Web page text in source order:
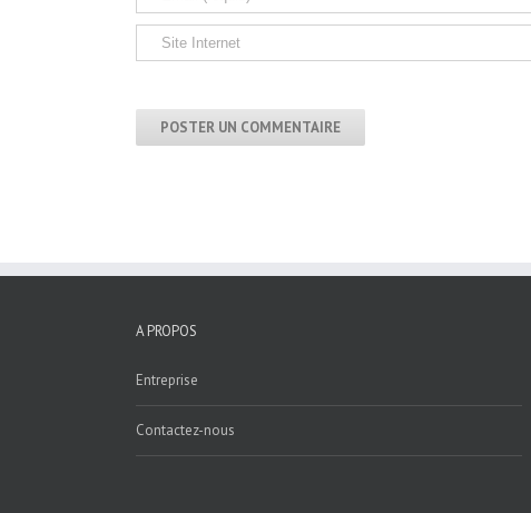
A PROPOS
Entreprise
Contactez-nous